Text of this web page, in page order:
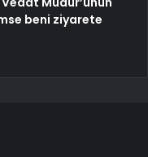
beni ziyarete